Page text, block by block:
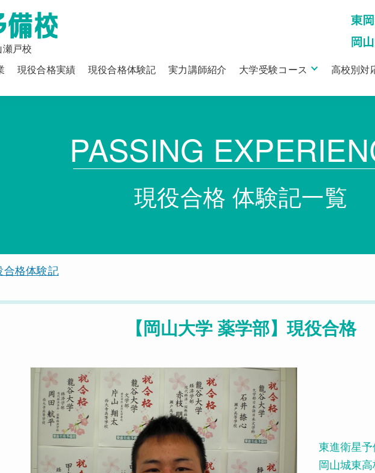
戸校
現役合格実績 現役合格体験記 実力講師紹介 大学受験コース 高校別対
PASSING
現役合格 体験記一覧
合格体験記
【岡山大学 薬学部】現役合格
東進衛星
岡山城東